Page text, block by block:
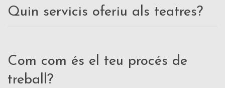
Quin servicis oferiu als teatres?
Com com és el teu procés de
treball?